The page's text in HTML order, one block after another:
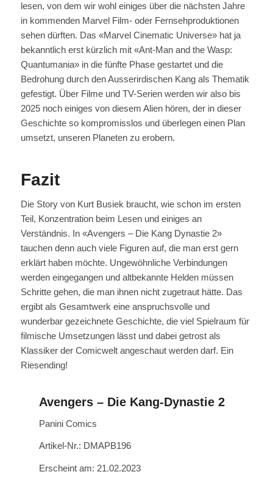
lesen, von dem wir wohl einiges über die nächsten Jahre
in kommenden Marvel Film- oder Fernsehproduktionen
sehen dürften. Das «Marvel Cinematic Universe» hat ja
bekanntlich erst kürzlich mit «Ant-Man and the Wasp:
Quantumania» in die fünfte Phase gestartet und die
Bedrohung durch den Ausserirdischen Kang als Thematik
gefestigt. Über Filme und TV-Serien werden wir also bis
2025 noch einiges von diesem Alien hören, der in dieser
Geschichte so kompromisslos und überlegen einen Plan
umsetzt, unseren Planeten zu erobern.
Fazit
Die Story von Kurt Busiek braucht, wie schon im ersten
Teil, Konzentration beim Lesen und einiges an
Verständnis. In «Avengers – Die Kang Dynastie 2»
tauchen denn auch viele Figuren auf, die man erst gern
erklärt haben möchte. Ungewöhnliche Verbindungen
werden eingegangen und altbekannte Helden müssen
Schritte gehen, die man ihnen nicht zugetraut hätte. Das
ergibt als Gesamtwerk eine anspruchsvolle und
wunderbar gezeichnete Geschichte, die viel Spielraum für
filmische Umsetzungen lässt und dabei getrost als
Klassiker der Comicwelt angeschaut werden darf. Ein
Riesending!
Avengers – Die Kang-Dynastie 2
Panini Comics
Artikel-Nr.: DMAPB196
Erscheint am: 21.02.2023